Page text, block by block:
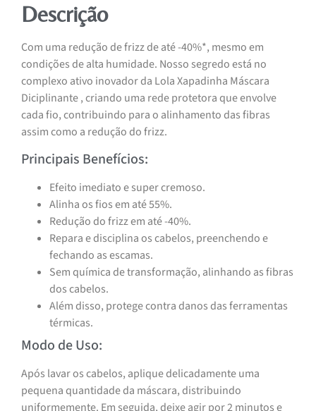
Descrição
Com uma redução de frizz de até -40%*, mesmo em
condições de alta humidade. Nosso segredo está no
complexo ativo inovador da Lola Xapadinha Máscara
Diciplinante , criando uma rede protetora que envolve
cada fio, contribuindo para o alinhamento das fibras
assim como a redução do frizz.
Principais Benefícios:
Efeito imediato e super cremoso.
Alinha os fios em até 55%.
Redução do frizz em até -40%.
Repara e disciplina os cabelos, preenchendo e
fechando as escamas.
Sem química de transformação, alinhando as fibras
dos cabelos.
Além disso, protege contra danos das ferramentas
térmicas.
Modo de Uso:
Após lavar os cabelos, aplique delicadamente uma
pequena quantidade da máscara, distribuindo
uniformemente. Em seguida, deixe agir por 2 minutos e